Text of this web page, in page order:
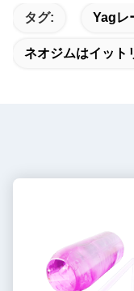
タグ: Yagレ
ネオジムはイット